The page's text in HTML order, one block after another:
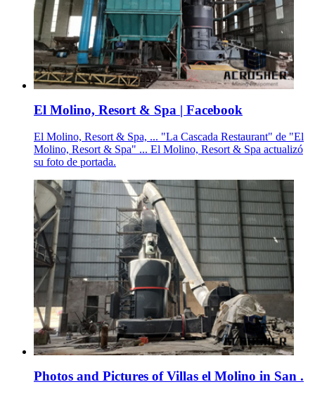
El Molino, Resort & Spa | Facebook
El Molino, Resort & Spa, ... "La Cascada Restaurant" de "El
Molino, Resort & Spa" ... El Molino, Resort & Spa actualizó
su foto de portada.
Photos and Pictures of Villas el Molino in San .